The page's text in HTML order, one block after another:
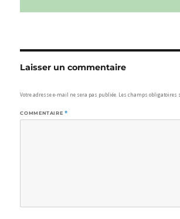
Laisser un commentaire
Votre adresse e-mail ne sera pas publiée. Les champs obligatoires
COMMENTAIRE *